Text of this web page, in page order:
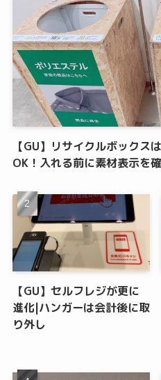
【GU】リサイクルボックス
OK！入れる前に素材表示を
【GU】セルフレジが更に
進化|ハンガーは会計後に取
り外し